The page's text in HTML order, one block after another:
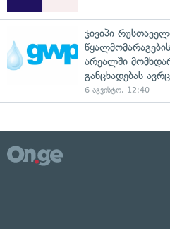
ჯივიპი
არეალში
განცხადებას
6 აგვისტო, 12:40